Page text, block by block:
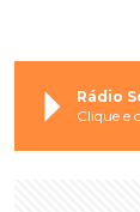
Rádio
Clique e